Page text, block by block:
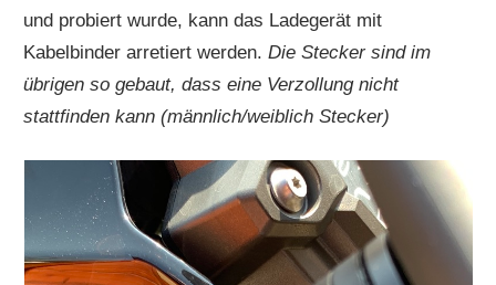
und probiert wurde, kann das Ladegerät mit
Kabelbinder arretiert werden.Die Stecker sind im
übrigen so gebaut, dass eine Verzollung nicht
stattfinden kann (männlich/weiblich Stecker)